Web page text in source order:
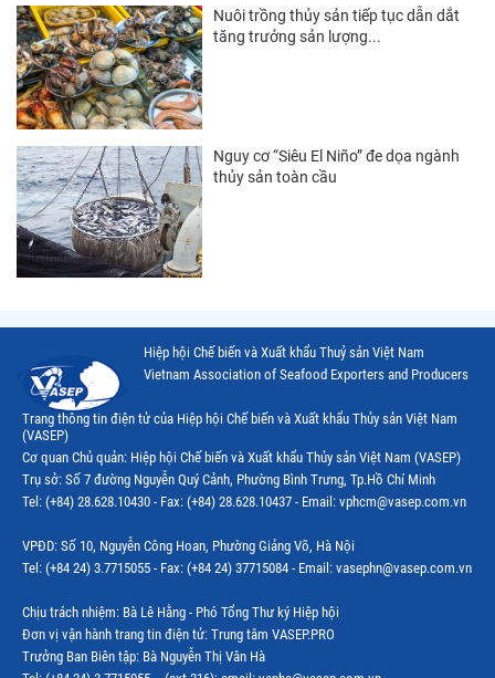
Thị trường Mỹ
Thị trường EU
Thị trường Nhật Bản
Thị trường Việt Nam
Nuôi trồng thủy sản tiếp tục dẫn dắt
tăng trưởng sản lượng...
Nguy cơ “Siêu El Niño” đe dọa ngành
thủy sản toàn cầu
Hiệp hội Chế biến và Xuất khẩu Thuỷ sản Việt Nam
Vietnam Association of Seafood Exporters and Producers
Trang thông tin điện tử của Hiệp hội Chế biến và Xuất khẩu Thủy sản Việt Nam
(VASEP)
Cơ quan Chủ quản: Hiệp hội Chế biến và Xuất khẩu Thủy sản Việt Nam (VASEP)
Trụ sở: Số 7 đường Nguyễn Quý Cảnh, Phường Bình Trưng, Tp.Hồ Chí Minh
Tel: (+84) 28.628.10430 - Fax: (+84) 28.628.10437 - Email: vphcm@vasep.com.vn
VPĐD: Số 10, Nguyễn Công Hoan, Phường Giảng Võ, Hà Nội
Tel: (+84 24) 3.7715055 - Fax: (+84 24) 37715084 - Email: vasephn@vasep.com.vn
Chịu trách nhiệm: Bà Lê Hằng - Phó Tổng Thư ký Hiệp hội
Đơn vị vận hành trang tin điện tử: Trung tâm VASEP.PRO
Trưởng Ban Biên tập: Bà Nguyễn Thị Vân Hà